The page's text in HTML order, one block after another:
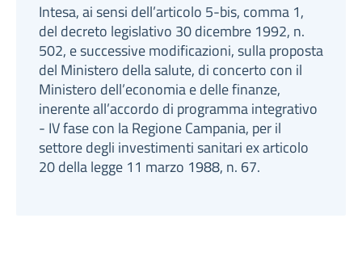
Intesa, ai sensi dell’articolo 5-bis, comma 1,
del decreto legislativo 30 dicembre 1992, n.
502, e successive modificazioni, sulla proposta
del Ministero della salute, di concerto con il
Ministero dell’economia e delle finanze,
inerente all’accordo di programma integrativo
- IV fase con la Regione Campania, per il
settore degli investimenti sanitari ex articolo
20 della legge 11 marzo 1988, n. 67.